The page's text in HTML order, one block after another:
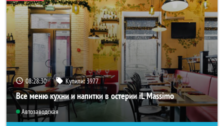
08:28:27 Купили:3977
Все меню кухни и напитки в остерии iL Massimo
Автозаводская